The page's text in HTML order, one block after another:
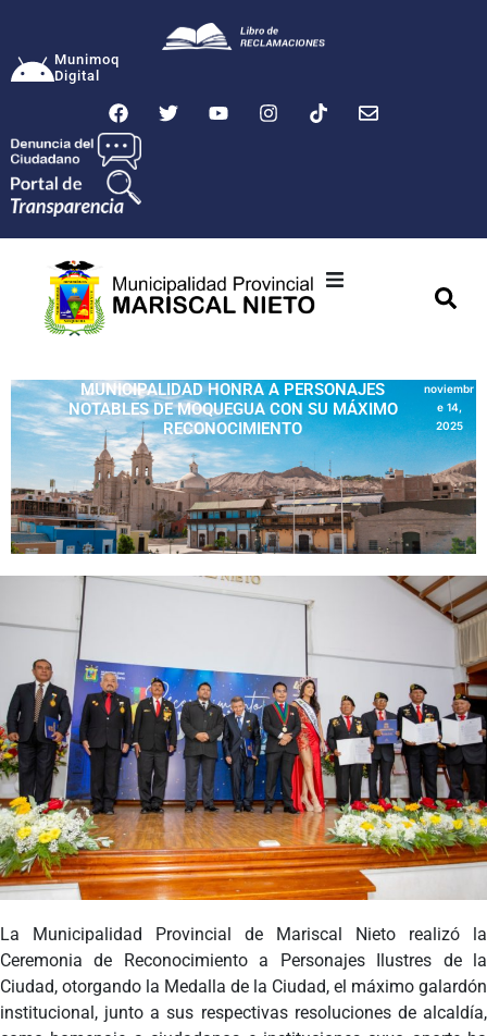
Munimoq
Digital
Transparencia
Seguridad
Programas
MUNICIPALIDAD HONRA A PERSONAJES
NOTABLES DE MOQUEGUA CON SU MÁXIMO
RECONOCIMIENTO
noviembr
e 14,
2025
La Municipalidad Provincial de Mariscal Nieto realizó la
Ceremoniade Reconocimiento a Personajes Ilustres de la
Ciudad, otorgando la Medalla de la Ciudad, el máximo galardón
institucional, junto a sus respectivas resoluciones de alcaldía,